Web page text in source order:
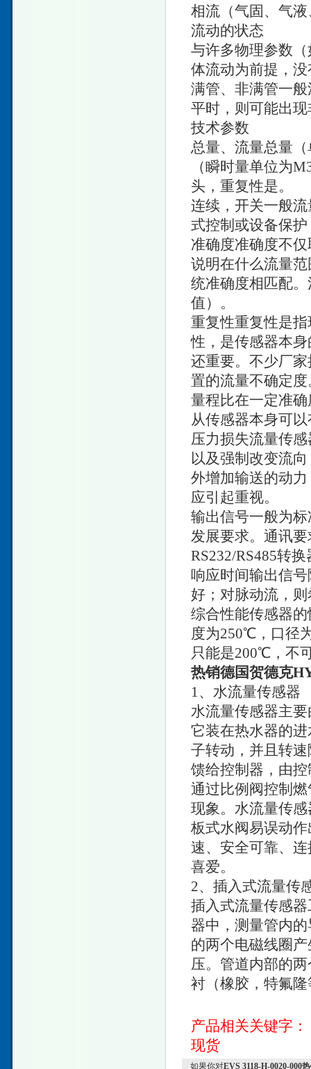
相流（气固、气
流动的状态
与许多物理参数
体流动为前提，
满管、非满管一
平时，则可能出
技术参数
总量、流量总量
（瞬时量单位为
头，重复性是。
连续，开关一般
式控制或设备保
准确度准确度不
说明在什么流量
统准确度相匹配
值）。
重复性重复性是
性，是传感器本
还重要。不少厂
置的流量不确定度
量程比在一定准
从传感器本身可
压力损失流量传
以及强制改变流
外增加输送的动
应引起重视。
输出信号一般为
发展要求。通讯
RS232/RS485转
响应时间输出信
好；对脉动流，
综合性能传感器
度为250℃，口径
只能是200℃，不
热销德国贺德克
1、水流量传感器
水流量传感器主
它装在热水器的
子转动，并且转
馈给控制器，由
通过比例阀控制
现象。水流量传
板式水阀易误动
速、安全可靠、
喜爱。
2、插入式流量传
插入式流量传感
器中，测量管内
的两个电磁线圈
压。管道内部的
衬（橡胶，特氟
产品相关关键字：
现货
如果你对EVS 3118-H-0020-000